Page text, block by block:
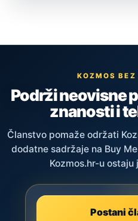
KOZMOS BEZ
Podrži neovisne
znanosti i
Članstvo pomaže održati
dodatne sadržaje na Buy
Kozmos.hr-u
Postani